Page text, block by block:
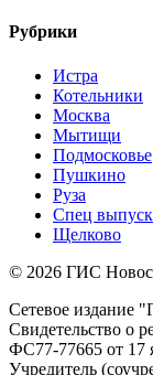
Рубрики
Истра
Котельники
Москва
Мытищи
Подмосковье
Пушкино
Руза
Спец выпуск
Щелково
© 2026 ГИС
Сетевое издание
Свидетельство о
ФС77-77665 от 17
Учредитель